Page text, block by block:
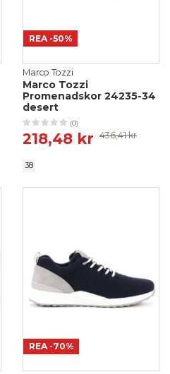
REA -50%
Marco Tozzi
Marco Tozzi
Promenadskor 24235-34
desert
(0)
218,48 kr 436,41 kr
38
REA -70%